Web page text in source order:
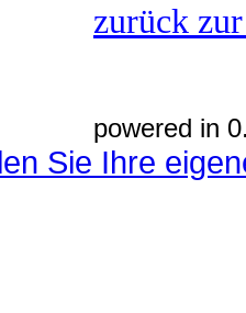
zurück
powered in
Sie Ihre